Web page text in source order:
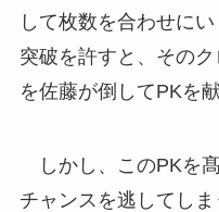
して枚数を合わせに
突破を許すと、その
を佐藤が倒してPKを
しかし、このPKを
チャンスを逃してしま